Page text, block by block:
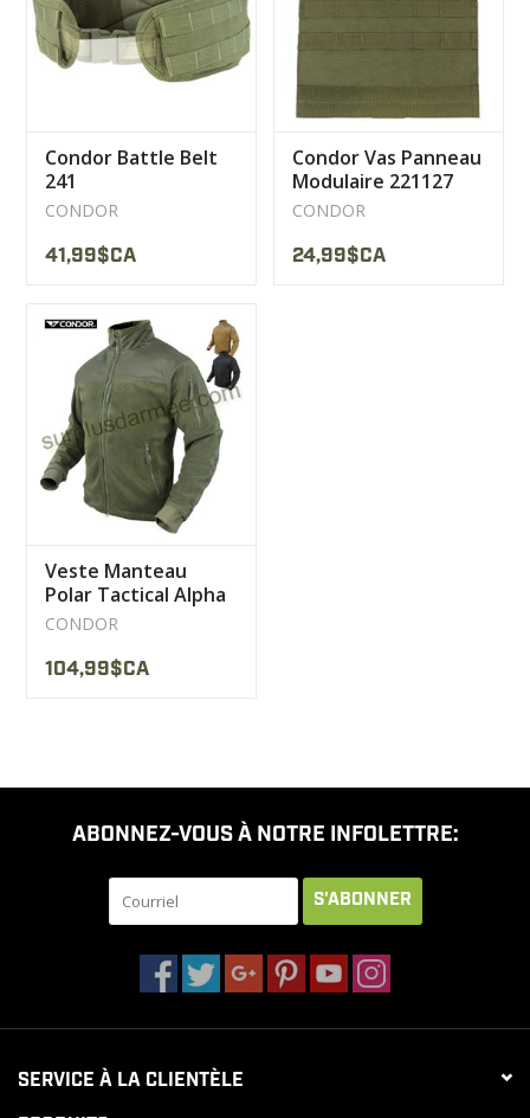
Condor Battle Belt
241
CONDOR
41,99$CA
Condor Vas Panneau
Modulaire 221127
CONDOR
24,99$CA
Veste Manteau
Polar Tactical Alpha
Condor
CONDOR
104,99$CA
ABONNEZ-VOUS À NOTRE INFOLETTRE:
S'ABONNER
SERVICE À LA CLIENTÈLE